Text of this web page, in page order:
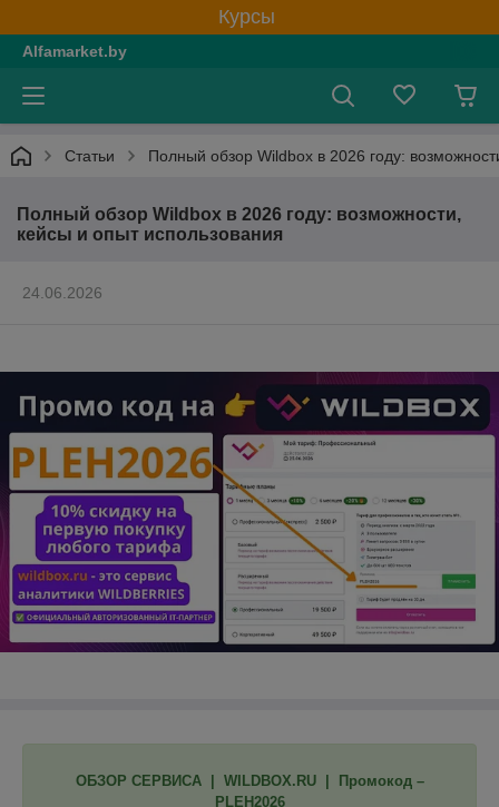
Курсы
Alfamarket.by
Статьи Полный обзор Wildbox в 2026 году:
Полный обзор Wildbox в 2026 году: возможности,
кейсы и опыт использования
24.06.2026
ОБЗОР СЕРВИСА | WILDBOX.RU | Промокод –
PLEH2026